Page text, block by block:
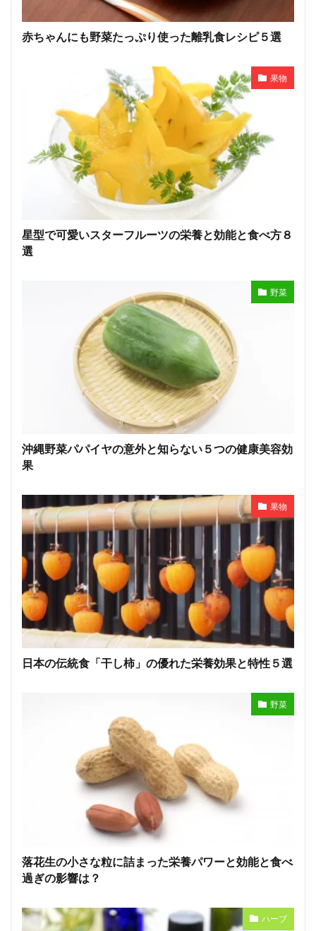
赤ちゃんにも野菜たっぷり使った離乳食レシピ５選
果物
星型で可愛いスターフルーツの栄養と効能と食べ方８
選
野菜
沖縄野菜パパイヤの意外と知らない５つの健康美容効
果
果物
日本の伝統食「干し柿」の優れた栄養効果と特性５選
野菜
落花生の小さな粒に詰まった栄養パワーと効能と食べ
過ぎの影響は？
ハーブ